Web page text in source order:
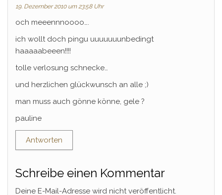
19. Dezember 2010 um 23:58 Uhr
och meeennnoooo….
ich wollt doch pingu uuuuuuunbedingt
haaaaabeeen!!!!
tolle verlosung schnecke…
und herzlichen glückwunsch an alle ;)
man muss auch gönne könne, gele ?
pauline
Antworten
Schreibe einen Kommentar
Deine E-Mail-Adresse wird nicht veröffentlicht.